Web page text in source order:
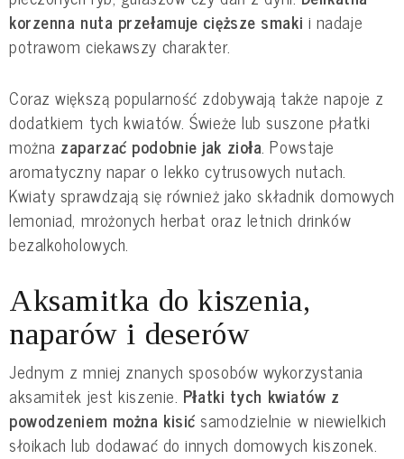
korzenna nuta przełamuje cięższe smaki i nadaje
potrawom ciekawszy charakter.
Coraz większą popularność zdobywają także napoje z
dodatkiem tych kwiatów. Świeże lub suszone płatki
można zaparzać podobnie jak zioła. Powstaje
aromatyczny napar o lekko cytrusowych nutach.
Kwiaty sprawdzają się również jako składnik domowych
lemoniad, mrożonych herbat oraz letnich drinków
bezalkoholowych.
Aksamitka do kiszenia,
naparów i deserów
Jednym z mniej znanych sposobów wykorzystania
aksamitek jest kiszenie. Płatki tych kwiatów z
powodzeniem można kisićsamodzielnie w niewielkich
słoikach lub dodawać do innych domowych kiszonek.